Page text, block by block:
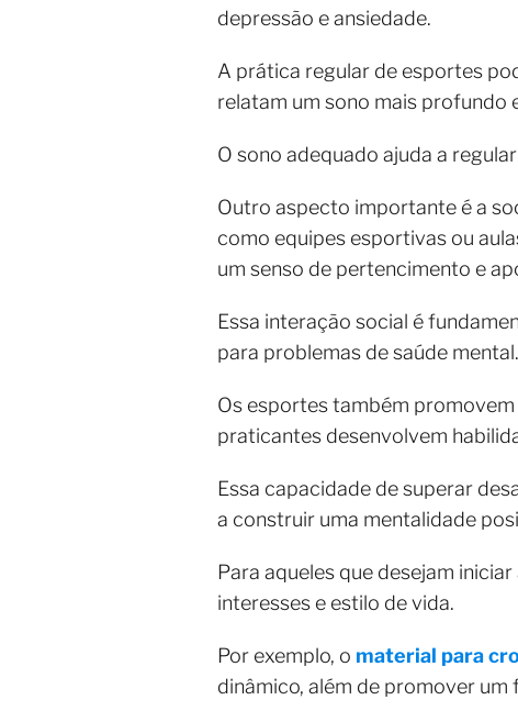
depressão e ansiedade.
A prática regular de esportes
relatam um sono mais profundo
O sono adequado ajuda a
Outro aspecto importante é a
como equipes esportivas ou
um senso de pertencimento e
Essa interação social é
para problemas de saúde mental.
Os esportes também
praticantes desenvolvem
Essa capacidade de superar
a construir uma mentalidade
Para aqueles que desejam
interesses e estilo de vida.
Por exemplo, o material para
dinâmico, além de promover